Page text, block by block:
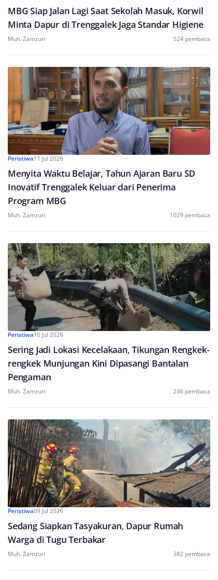
MBG Siap Jalan Lagi Saat Sekolah Masuk, Korwil
Minta Dapur di Trenggalek Jaga Standar Higiene
Muh. Zamzuri 524 pembaca
Peristiwa11 Jul 2026
Menyita Waktu Belajar, Tahun Ajaran Baru SD
Inovatif Trenggalek Keluar dari Penerima
Program MBG
Muh. Zamzuri 1029 pembaca
Peristiwa10 Jul 2026
Sering Jadi Lokasi Kecelakaan, Tikungan Rengkek-
rengkek Munjungan Kini Dipasangi Bantalan
Pengaman
Muh. Zamzuri 246 pembaca
Peristiwa09 Jul 2026
Sedang Siapkan Tasyakuran, Dapur Rumah
Warga di Tugu Terbakar
Muh. Zamzuri 382 pembaca